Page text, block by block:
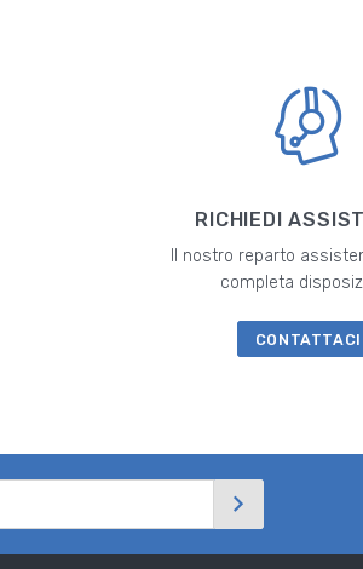
RICHIEDI
Il nostro reparto
completa
CONTATTACI